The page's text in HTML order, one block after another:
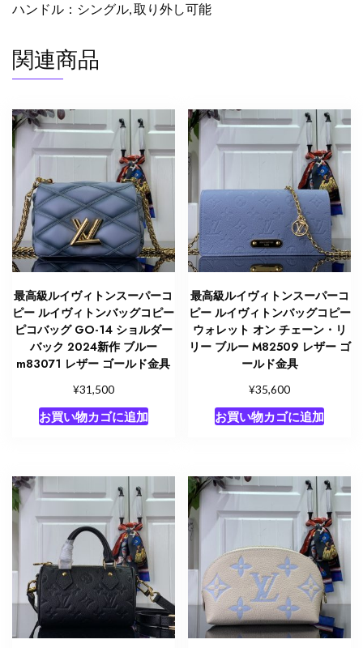
ハンドル：シングル, 取り外し可能
関連商品
最高級ルイヴィトンスーパーコ
ピー ルイヴィトンバッグコピー
ピコバッグ GO-14 ショルダー
バック 2024新作 ブルー
m83071 レザー ゴールド金具
¥31,500
お買い物カゴに追加
最高級ルイヴィトンスーパーコ
ピー ルイヴィトンバッグコピー
ウォレット オン チェーン・リ
リー ブルー M82509 レザー ゴ
ールド金具
¥35,600
お買い物カゴに追加